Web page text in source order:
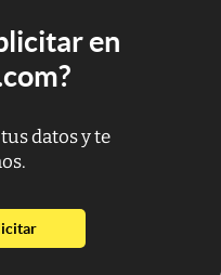
en
datos y te
abre en nueva pestaña